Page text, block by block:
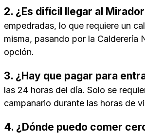
2. ¿Es difícil llegar al
empedradas, lo que requiere un
misma, pasando por la Calderería
opción.
3. ¿Hay que pagar para
las 24 horas del día. Solo se
campanario durante las horas de
4. ¿Dónde puedo comer